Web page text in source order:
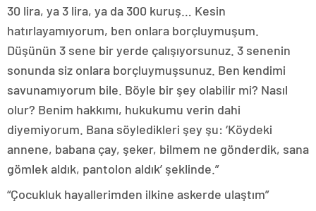
30 lira, ya 3 lira, ya da 300 kuruş… Kesin
hatırlayamıyorum, ben onlara borçluymuşum.
Düşünün 3 sene bir yerde çalışıyorsunuz. 3 senenin
sonunda siz onlara borçluymuşsunuz. Ben kendimi
savunamıyorum bile. Böyle bir şey olabilir mi? Nasıl
olur? Benim hakkımı, hukukumu verin dahi
diyemiyorum. Bana söyledikleri şey şu: ‘Köydeki
annene, babana çay, şeker, bilmem ne gönderdik, sana
gömlek aldık, pantolon aldık’ şeklinde.”
“Çocukluk hayallerimden ilkine askerde ulaştım”